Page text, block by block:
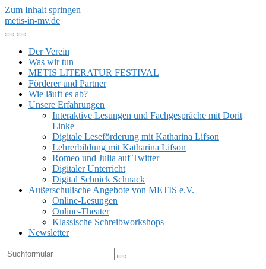
Zum Inhalt springen
metis-in-mv.de
Mobil-
umschalten
Suchfeld
umschalten
Der Verein
Was wir tun
METIS LITERATUR FESTIVAL
Förderer und Partner
Wie läuft es ab?
Unsere Erfahrungen
Interaktive Lesungen und Fachgespräche mit Dorit
Linke
Digitale Leseförderung mit Katharina Lifson
Lehrerbildung mit Katharina Lifson
Romeo und Julia auf Twitter
Digitaler Unterricht
Digital Schnick Schnack
Außerschulische Angebote von METIS e.V.
Online-Lesungen
Online-Theater
Klassische Schreibworkshops
Newsletter
Suchen